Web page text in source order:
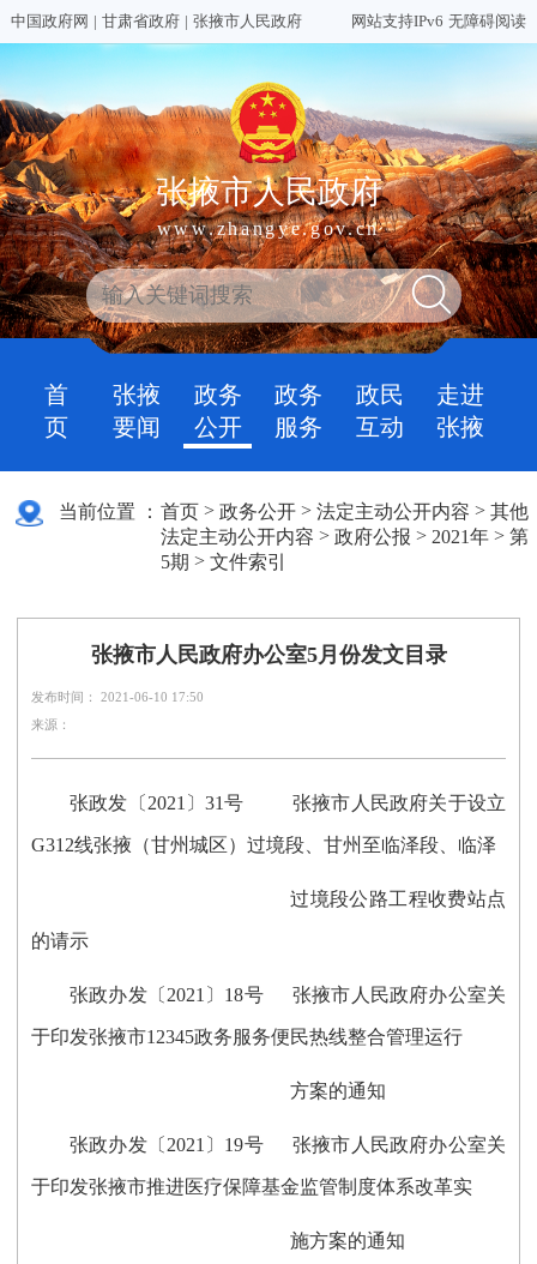
中国政府网 | 甘肃省政府 | 张掖市人民政府 网站支持IPv6 无障碍阅读
张掖市人民政府
www.zhangye.gov.cn
首
页
张掖
要闻
政务
公开
政务
服务
政民
互动
走进
张掖
当前位置 ： 首页 >政务公开 >法定主动公开内容 >其他
法定主动公开内容 >政府公报 > 2021年 >第
5期 >文件索引
张掖市人民政府办公室5月份发文目录
发布时间： 2021-06-10 17:50
来源：
张政发〔2021〕31号 张掖市人民政府关于设立
G312线张掖（甘州城区）过境段、甘州至临泽段、临泽
过境段公路工程收费站点
的请示
张政办发〔2021〕18号 张掖市人民政府办公室关
于印发张掖市12345政务服务便民热线整合管理运行
方案的通知
张政办发〔2021〕19号 张掖市人民政府办公室关
于印发张掖市推进医疗保障基金监管制度体系改革实
施方案的通知